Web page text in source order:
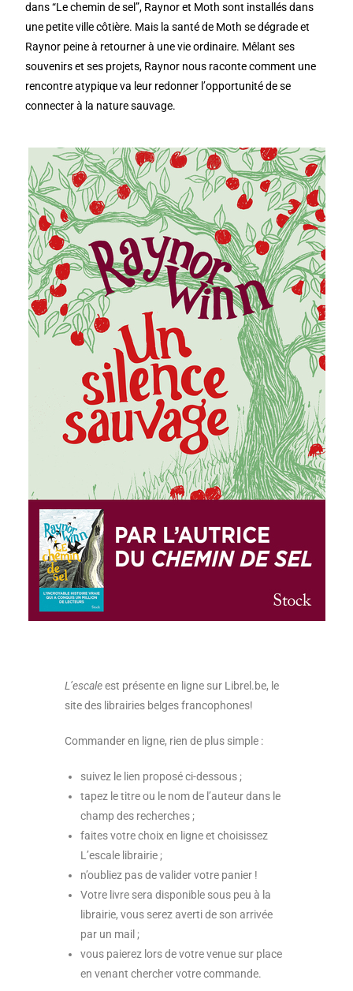
dans “Le chemin de sel”, Raynor et Moth sont installés dans
une petite ville côtière. Mais la santé de Moth se dégrade et
Raynor peine à retourner à une vie ordinaire. Mêlant ses
souvenirs et ses projets, Raynor nous raconte comment une
rencontre atypique va leur redonner l’opportunité de se
connecter à la nature sauvage.
L’escaleest présente en ligne sur Librel.be, le
site des librairies belges francophones!
Commander en ligne, rien de plus simple :
suivez le lien proposé ci-dessous ;
tapez le titre ou le nom de l’auteur dans le
champ des recherches ;
faites votre choix en ligne et choisissez
L’escale librairie ;
n’oubliez pas de valider votre panier !
Votre livre sera disponible sous peu à la
librairie, vous serez averti de son arrivée
par un mail ;
vous paierez lors de votre venue sur place
en venant chercher votre commande.